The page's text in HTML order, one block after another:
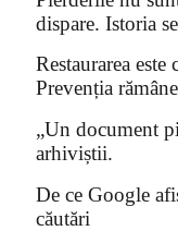
dispare. Istoria
Restaurarea
Prevenția
„Un document
arhiviștii.
De ce Google
căutări